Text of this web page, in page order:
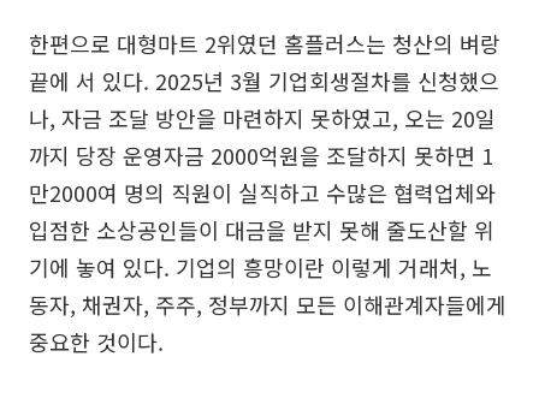
한편으로 대형마트 2위였던 홈플러스는 청산의 벼랑
끝에 서 있다. 2025년 3월 기업회생절차를 신청했으
나, 자금 조달 방안을 마련하지 못하였고, 오는 20일
까지 당장 운영자금 2000억원을 조달하지 못하면 1
만2000여 명의 직원이 실직하고 수많은 협력업체와
입점한 소상공인들이 대금을 받지 못해 줄도산할 위
기에 놓여 있다. 기업의 흥망이란 이렇게 거래처, 노
동자, 채권자, 주주, 정부까지 모든 이해관계자들에게
중요한 것이다.